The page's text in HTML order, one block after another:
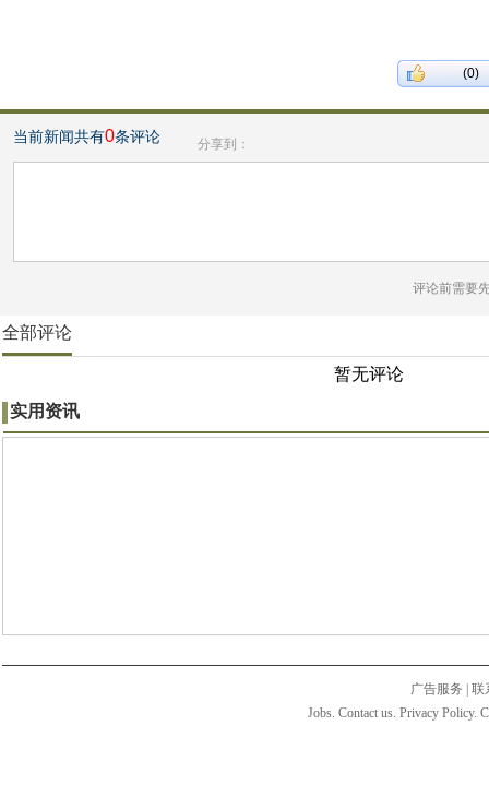
(0)
当前新闻共有0条评论 分享到：
评论前需要
全部评论
暂无评论
实用资讯
广告服务
联
Jobs. Contact us. Privacy Policy.